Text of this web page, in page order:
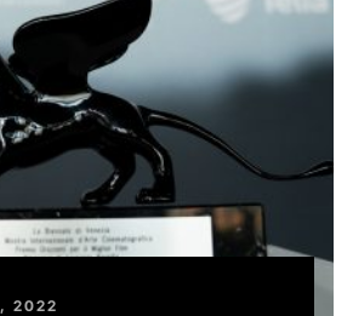
2022